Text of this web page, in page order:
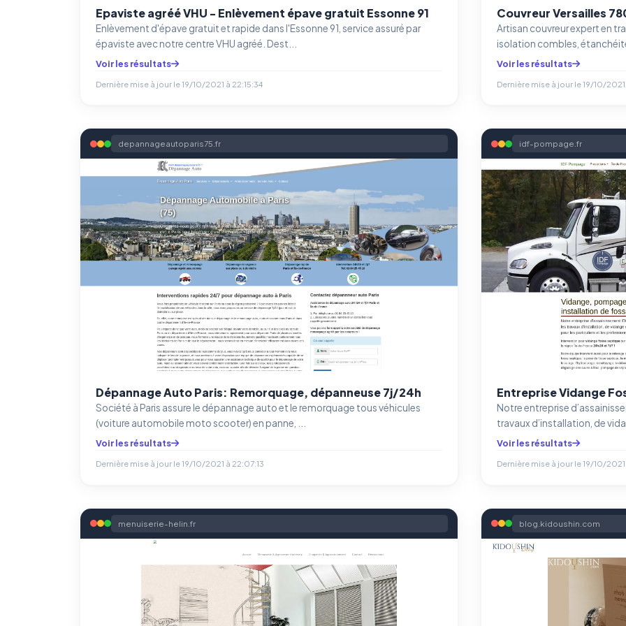
Epaviste agréé VHU - Enlèvement épave gratuit Essonne 91
Enlèvement d'épave gratuit et rapide dans l'Essonne 91, service assuré par
épaviste avec notre centre VHU agréé. Dest...
Voir les résultats
Dernière mise à jour le19/10/2021 à 22:15:34
Couvreur Versailles
Artisan couvreur expert en
isolation combles,
Voir les résultats
Dernière mise à jour le19/10/
depannageautoparis75.fr
Dépannage Auto Paris: Remorquage, dépanneuse 7j/24h
Société à Paris assure le dépannage auto et le remorquage tous véhicules
(voiture automobile moto scooter) en panne, ...
Voir les résultats
Dernière mise à jour le19/10/2021 à 22:07:13
idf-pompage.fr
Entreprise Vidange
Notre entreprise
travaux d’installation, de
Voir les résultats
Dernière mise à jour le19/10/
menuiserie-helin.fr blog.kidoushin.com
mesurer l'efficacité de nos campagnes (Google Ads,
Meta/Facebook). Vous pouvez les refuser sans impact sur
pixels 2026 / FAQ juillet 2026).Ce suivi n'est pas géré par ce
(cadre distinct du site web). Pour vous y
vous opposer à ce suivi ») — sans vous désinscrire des envois — ou
contact@logicielreferencement.com. Détail :Politique de
confidentialité
(section Traceurs dans les Courriels).